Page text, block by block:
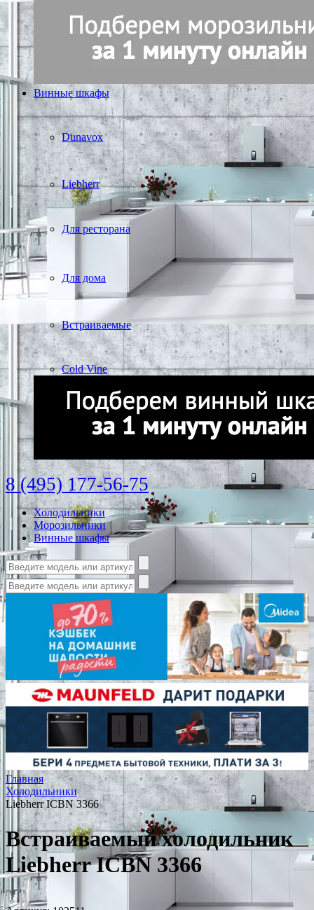
Винные шкафы
Dunavox
Liebherr
Для ресторана
Для дома
Встраиваемые
Cold Vine
8 (495) 177-56-75
Холодильники
Морозильники
Винные шкафы
Главная
Холодильники
Liebherr ICBN 3366
Встраиваемый холодильник
Liebherr ICBN 3366